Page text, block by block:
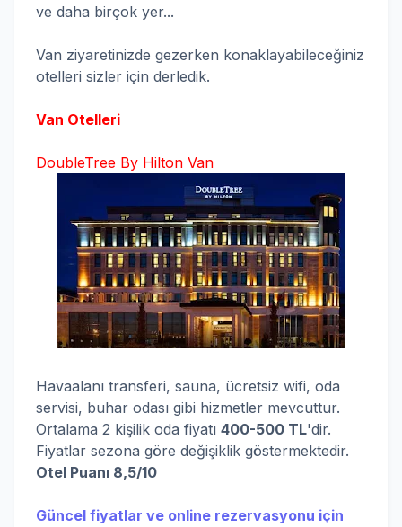
ve daha birçok yer...
Van ziyaretinizde gezerken konaklayabileceğiniz
otelleri sizler için derledik.
Van Otelleri
DoubleTree By Hilton Van
Havaalanı transferi, sauna, ücretsiz wifi, oda
servisi, buhar odası gibi hizmetler mevcuttur.
Ortalama 2 kişilik oda fiyatı 400-500 TL'dir.
Fiyatlar sezona göre değişiklik göstermektedir.
Otel Puanı 8,5/10
Güncel fiyatlar ve online rezervasyonu için